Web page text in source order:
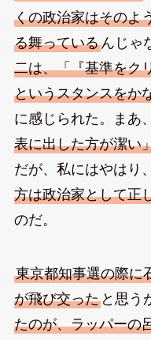
くの政治家はそのよ
る舞っているんじゃ
二は、「『基準をク
というスタンスをか
に感じられた。まあ、
表に出した方が潔い
だが、私にはやはり、
方は政治家として正
のだ。
東京都知事選の際に
が飛び交ったと思う
たのが、ラッパーの